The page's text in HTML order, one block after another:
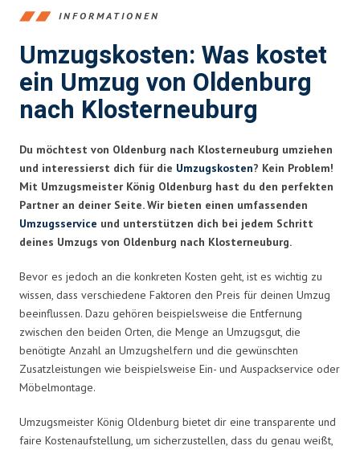
INFORMATIONEN
Umzugskosten: Was kostet
ein Umzug von Oldenburg
nach Klosterneuburg
Du möchtest von Oldenburg nach Klosterneuburg umziehen
und interessierst dich für die Umzugskosten? Kein Problem!
Mit Umzugsmeister König Oldenburg hast du den perfekten
Partner an deiner Seite. Wir bieten einen umfassenden
Umzugsservice und unterstützen dich bei jedem Schritt
deines Umzugs von Oldenburg nach Klosterneuburg.
Bevor es jedoch an die konkreten Kosten geht, ist es wichtig zu
wissen, dass verschiedene Faktoren den Preis für deinen Umzug
beeinflussen. Dazu gehören beispielsweise die Entfernung
zwischen den beiden Orten, die Menge an Umzugsgut, die
benötigte Anzahl an Umzugshelfern und die gewünschten
Zusatzleistungen wie beispielsweise Ein- und Auspackservice oder
Möbelmontage.
Umzugsmeister König Oldenburg bietet dir eine transparente und
faire Kostenaufstellung, um sicherzustellen, dass du genau weißt,